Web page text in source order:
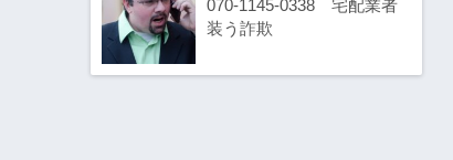
070-1145-0338 宅配業者
装う詐欺